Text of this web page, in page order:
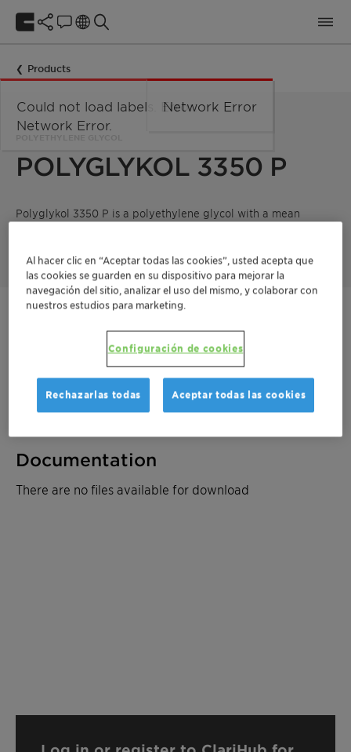
Products
POLYGLYKOL 3350 P
Polyglykol 3350 P is a polyethylene glycol with a mean
molecular weight of 3350 g/mol. Product supplied in powder
Solicitar muestra
Solicite un presupuesto
Documentation
There are no files available for download
Al hacer clic en “Aceptar todas las cookies”, usted acepta que
las cookies se guarden en su dispositivo para mejorar la
navegación del sitio, analizar el uso del mismo, y colaborar con
nuestros estudios para marketing.
Configuración de cookies
Rechazarlas todas Aceptar todas las cookies
Could not load labels. Error:
Network Error.
Network Error